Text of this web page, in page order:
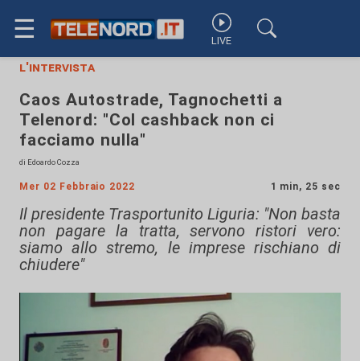
☰ LIVE
l'intervista
Caos Autostrade, Tagnochetti a
Telenord: "Col cashback non ci
facciamo nulla"
di Edoardo Cozza
Mer 02 Febbraio 2022 1 min, 25 sec
Il presidente Trasportunito Liguria: "Non basta
non pagare la tratta, servono ristori vero:
siamo allo stremo, le imprese rischiano di
chiudere"